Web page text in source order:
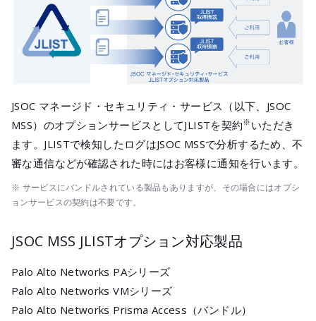
JSOC マネージド・セキュリティ・サービス（以下、JSOC
MSS）のオプションサービスとしてJLISTを契約※ いただき
ます。JLISTで検知したログはJSOC MSSで分析するため、不
審な通信などが確認された時にはお客様に通知を行います。
※ サービスにバンドルされている製品もありますが、その場合にはオプシ
ョンサービスの契約は不要です。
JSOC MSS JLISTオプション対応製品
Palo Alto Networks PAシリーズ
Palo Alto Networks VMシリーズ
Palo Alto Networks Prisma Access（バンドル）